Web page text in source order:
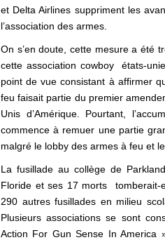
et Delta Airlines suppriment les
l’association des armes.
On s’en doute, cette mesure a été
cette association cowboy états-
point de vue consistant à affirmer
feu faisait partie du premier
Unis d’Amérique. Pourtant,
commence à remuer une partie
malgré le lobby des armes à feu et
La fusillade au collège de
Floride et ses 17 morts
290 autres fusillades en milieu
Plusieurs associations se sont
Action For Gun Sense In America